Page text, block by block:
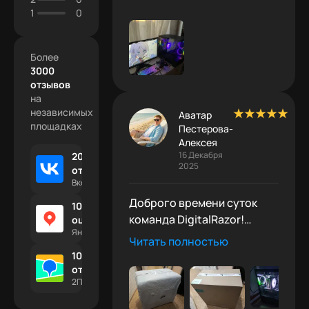
1
0
Более
3000
отзывов
на
независимых
площадках
2000 +
отзывов
Вконтакте
1000 +
оценок
Яндекс.Отзывы
100 +
отзывов
2ГИС
Аватар
Пестерова-
Алексея
16 Декабря
2025
Доброго времени суток
команда DigitalRazor!
Начну издалека, но
(PS^не получилось :)).
Выбором игрового ПК
занялся примерно с конца
Читать полностью